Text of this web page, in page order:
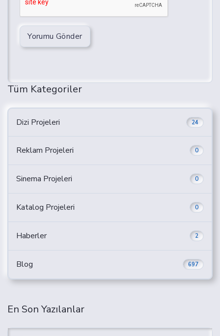
Yorumu Gönder
Tüm Kategoriler
Dizi Projeleri 24
Reklam Projeleri 0
Sinema Projeleri 0
Katalog Projeleri 0
Haberler 2
Blog 697
En Son Yazılanlar